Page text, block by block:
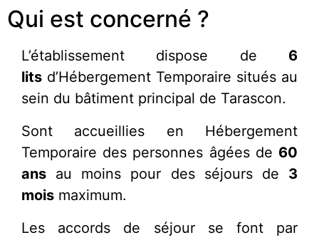
Qui est concerné ?
L’établissement dispose de 6
lits d’Hébergement Temporaire situés au
sein du bâtiment principal de Tarascon.
Sont accueillies en Hébergement
Temporaire des personnes âgées de 60
ans au moins pour des séjours de 3
mois maximum.
Les accords de séjour se font par